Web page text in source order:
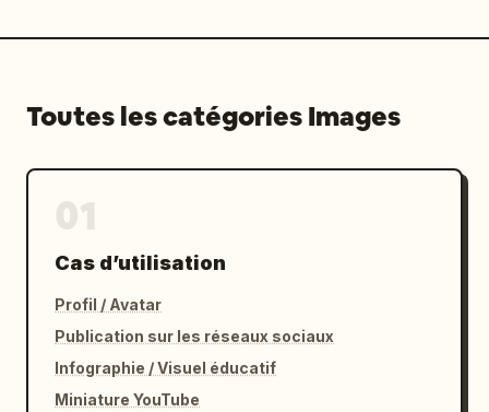
Toutes les catégories Images
Cas d’utilisation
Profil / Avatar
Publication sur les réseaux sociaux
Infographie / Visuel éducatif
Miniature YouTube